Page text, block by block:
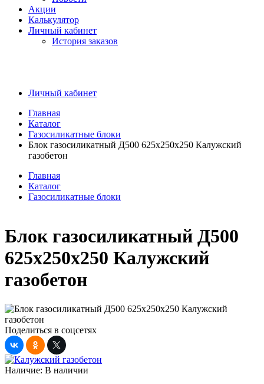
Акции
Калькулятор
Личный кабинет
История заказов
Личный кабинет
Главная
Каталог
Газосиликатные блоки
Блок газосиликатный Д500 625х250х250 Калужский
газобетон
Главная
Каталог
Газосиликатные блоки
Блок газосиликатный Д500
625х250х250 Калужский
газобетон
Поделиться в соцсетях
Наличие: В наличии